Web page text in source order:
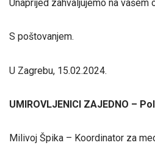
Unaprijed zahvaljujemo na vašem
S poštovanjem.
U Zagrebu, 15.02.2024.
UMIROVLJENICI ZAJEDNO –
Milivoj Špika – Koordinator za